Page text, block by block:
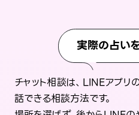
実際の占い
チャット相談は、LINEアプ
話できる相談方法です。